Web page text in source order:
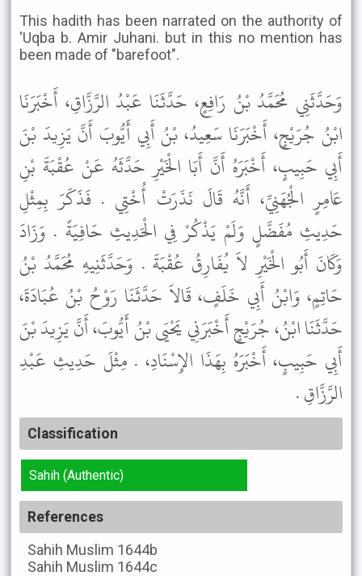
This hadith has been narrated on the authority of
'Uqba b. Amir Juhani. but in this no mention has
been made of "barefoot".
وَحَدَّثَنِي مُحَمَّدُ بْنُ رَافِعٍ، حَدَّثَنَا عَبْدُ الرَّزَّاقِ، أَخْبَرَنَا
ابْنُ جُرَيْجٍ، أَخْبَرَنَا سَعِيدُ، بْنُ أَبِي أَيُّوبَ أَنَّ يَزِيدَ بْنَ
أَبِي حَبِيبٍ، أَخْبَرَهُ أَنَّ أَبَا الْخَيْرِ حَدَّثَهُ عَنْ عُقْبَةَ بْنِ
عَامِرٍ الْجُهَنِيِّ، أَنَّهُ قَالَ نَذَرَتْ أُخْتِي . فَذَكَرَ بِمِثْلِ
حَدِيثِ مُفَضَّلٍ وَلَمْ يَذْكُرْ فِي الْحَدِيثِ حَافِيَةً . وَزَادَ
وَكَانَ أَبُو الْخَيْرِ لاَ يُفَارِقُ عُقْبَةَ . وَحَدَّثَنِيهِ مُحَمَّدُ بْنُ
حَاتِمٍ، وَابْنُ أَبِي خَلَفٍ، قَالاَ حَدَّثَنَا رَوْحُ بْنُ عُبَادَةَ،
حَدَّثَنَا ابْنُ، جُرَيْجٍ أَخْبَرَنِي يَحْيَى بْنُ أَيُّوبَ، أَنَّ يَزِيدَ بْنَ
أَبِي حَبِيبٍ، أَخْبَرَهُ بِهَذَا الإِسْنَادِ، . مِثْلَ حَدِيثِ عَبْدِ
الرَّزَّاقِ .
Classification
Sahih (Authentic)
References
Sahih Muslim 1644b
Sahih Muslim 1644c